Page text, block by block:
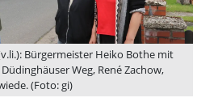
Bürgermeister Heiko Bothe mit
Weg, René Zachow,
(Foto: gi)